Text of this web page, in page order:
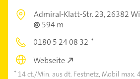
Admiral-Klatt-Str. 23,26382
594 m
0180 5 24 08 32
Webseite
14 ct./Min. aus dt. Festnetz, Mobil max.